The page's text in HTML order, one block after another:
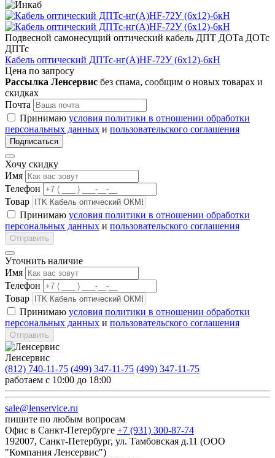
Подвесной самонесущий оптический кабель ДПТ ДОТа ДОТс
ДПТс
Кабель оптический ДПТс-нг(А)HF-72У (6х12)-6кН
Цена по запросу
Рассылка Ленсервис без спама, сообщим о новых товарах и
скидках
Почта
Принимаю условия политики в отношении обработки
персональных данных и пользовательского соглашения
Подписаться
Хочу скидку
Имя
Телефон
Товар
Принимаю условия политики в отношении обработки
персональных данных и пользовательского соглашения
Отправить
Уточнить наличие
Имя
Телефон
Товар
Принимаю условия политики в отношении обработки
персональных данных и пользовательского соглашения
Отправить
Ленсервис
(812) 740-11-75 (499) 347-11-75 (499) 347-11-75
работаем с 10:00 до 18:00
sale@lenservice.ru
пишите по любым вопросам
Офис в Санкт-Петербурге +7 (931) 300-87-74
192007, Санкт-Петербург, ул. Тамбовская д.11 (ООО
"Компания Ленсервис")